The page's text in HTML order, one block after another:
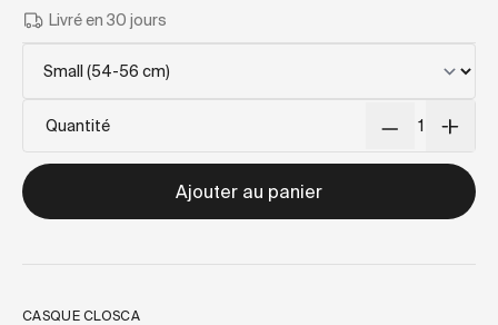
Livré en 30 jours
Quantité
Ajouter au panier
CASQUE CLOSCA